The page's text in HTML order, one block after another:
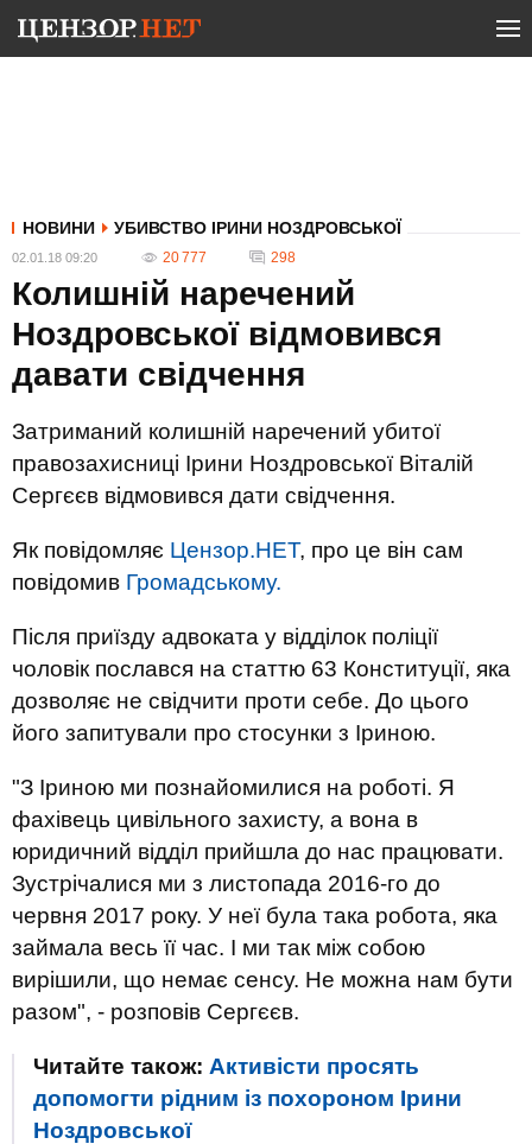
НОВИНИ УБИВСТВО ІРИНИ НОЗДРОВСЬКОЇ
02.01.18 09:20 20 777 298
Колишній наречений
Ноздровської відмовився
давати свідчення
Затриманий колишній наречений убитої
правозахисниці Ірини Ноздровської Віталій
Сергєєв відмовився дати свідчення.
Як повідомляє Цензор.НЕТ, про це він сам
повідомив Громадському.
Після приїзду адвоката у відділок поліції
чоловік послався на статтю 63 Конституції, яка
дозволяє не свідчити проти себе. До цього
його запитували про стосунки з Іриною.
"З Іриною ми познайомилися на роботі. Я
фахівець цивільного захисту, а вона в
юридичний відділ прийшла до нас працювати.
Зустрічалися ми з листопада 2016-го до
червня 2017 року. У неї була така робота, яка
займала весь її час. І ми так між собою
вирішили, що немає сенсу. Не можна нам бути
разом", - розповів Сергєєв.
Читайте також: Активісти просять
допомогти рідним із похороном Ірини
Ноздровської